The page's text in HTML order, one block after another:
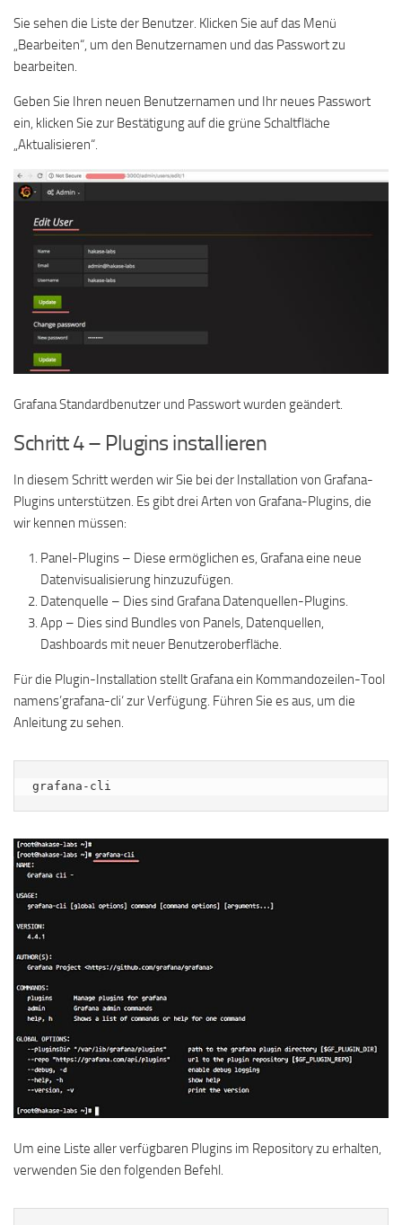
Sie sehen die Liste der Benutzer. Klicken Sie auf das Menü
„Bearbeiten“, um den Benutzernamen und das Passwort zu
bearbeiten.
Geben Sie Ihren neuen Benutzernamen und Ihr neues Passwort
ein, klicken Sie zur Bestätigung auf die grüne Schaltfläche
„Aktualisieren“.
Grafana Standardbenutzer und Passwort wurden geändert.
Schritt 4 – Plugins installieren
In diesem Schritt werden wir Sie bei der Installation von Grafana-
Plugins unterstützen. Es gibt drei Arten von Grafana-Plugins, die
wir kennen müssen:
Panel-Plugins – Diese ermöglichen es, Grafana eine neue
Datenvisualisierung hinzuzufügen.
Datenquelle – Dies sind Grafana Datenquellen-Plugins.
App – Dies sind Bundles von Panels, Datenquellen,
Dashboards mit neuer Benutzeroberfläche.
Für die Plugin-Installation stellt Grafana ein Kommandozeilen-Tool
namens’grafana-cli‘ zur Verfügung. Führen Sie es aus, um die
Anleitung zu sehen.
grafana-cli
Um eine Liste aller verfügbaren Plugins im Repository zu erhalten,
verwenden Sie den folgenden Befehl.